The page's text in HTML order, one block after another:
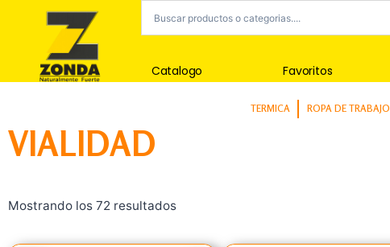
Catalogo Favoritos
TERMICA ROPA DE TRABAJO
VIALIDAD
Mostrando los 72 resultados